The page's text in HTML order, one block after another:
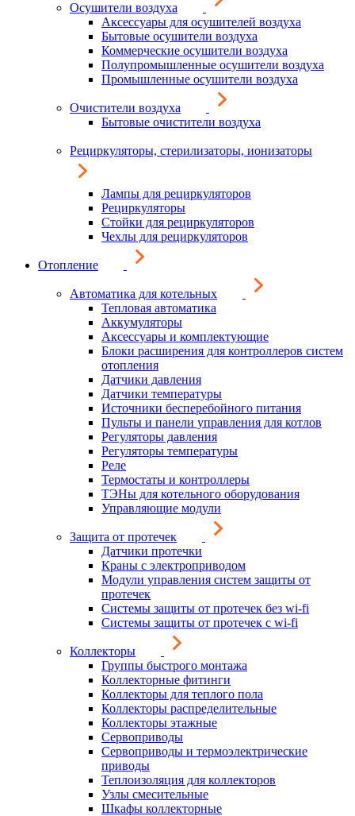
Осушители воздуха
Аксессуары для осушителей воздуха
Бытовые осушители воздуха
Коммерческие осушители воздуха
Полупромышленные осушители воздуха
Промышленные осушители воздуха
Очистители воздуха
Бытовые очистители воздуха
Рециркуляторы, стерилизаторы, ионизаторы
Лампы для рециркуляторов
Рециркуляторы
Стойки для рециркуляторов
Чехлы для рециркуляторов
Отопление
Автоматика для котельных
Тепловая автоматика
Аккумуляторы
Аксессуары и комплектующие
Блоки расширения для контроллеров систем
отопления
Датчики давления
Датчики температуры
Источники бесперебойного питания
Пульты и панели управления для котлов
Регуляторы давления
Регуляторы температуры
Реле
Термостаты и контроллеры
ТЭНы для котельного оборудования
Управляющие модули
Защита от протечек
Датчики протечки
Краны с электроприводом
Модули управления систем защиты от
протечек
Системы защиты от протечек без wi-fi
Системы защиты от протечек с wi-fi
Коллекторы
Группы быстрого монтажа
Коллекторные фитинги
Коллекторы для теплого пола
Коллекторы распределительные
Коллекторы этажные
Сервоприводы
Сервоприводы и термоэлектрические
приводы
Теплоизоляция для коллекторов
Узлы смесительные
Шкафы коллекторные